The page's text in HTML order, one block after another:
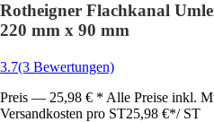
Rotheigner Flachkanal
220 mm x 90 mm
3.7(3 Bewertungen)
Preis — 25,98 € * Alle Preise inkl.
Versandkosten pro ST25,98 €*/ ST